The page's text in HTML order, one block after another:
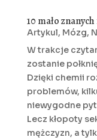
10 mało
Artykul, Mózg,
W trakcje
zostanie
Dzięki chemii
problemów,
niewygodne
Lecz kłopoty
mężczyzn, a